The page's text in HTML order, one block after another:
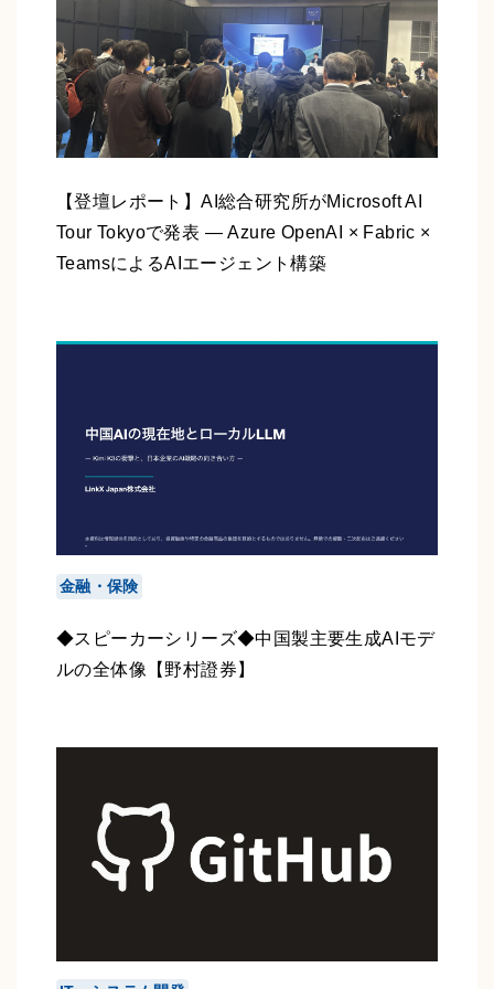
【登壇レポート】AI総合研究所がMicrosoft AI
Tour Tokyoで発表 ― Azure OpenAI × Fabric ×
TeamsによるAIエージェント構築
金融・保険
◆スピーカーシリーズ◆中国製主要生成AIモデ
ルの全体像【野村證券】